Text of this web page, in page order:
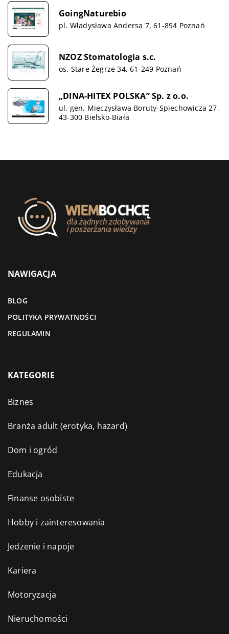
GoingNaturebio
pl. Władysława Andersa 7, 61-894 Poznań
NZOZ Stomatologia s.c.
os. Stare Żegrze 34, 61-249 Poznań
„DINA-HITEX POLSKA” Sp. z o.o.
ul. gen. Mieczysława Boruty-Spiechowicza 27,
43-300 Bielsko-Biała
NAWIGACJA
BLOG
POLITYKA PRYWATNOŚCI
REGULAMIN
KATEGORIE
Biznes
Branża adult (erotyka, hazard)
Dom i ogród
Edukacja
Finanse osobiste
Hobby i zainteresowania
Jedzenie i napoje
Kariera
Motoryzacja
Nieruchomości